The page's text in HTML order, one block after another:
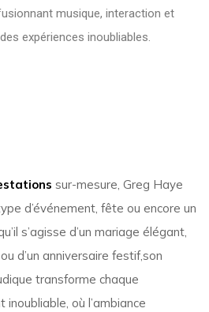
musique, interaction et
expériences inoubliables.
sur-mesure, Greg Haye
d’événement, fête ou encore un
s’agisse d’un mariage élégant,
d’un anniversaire festif,son
transforme chaque
où l’ambiance